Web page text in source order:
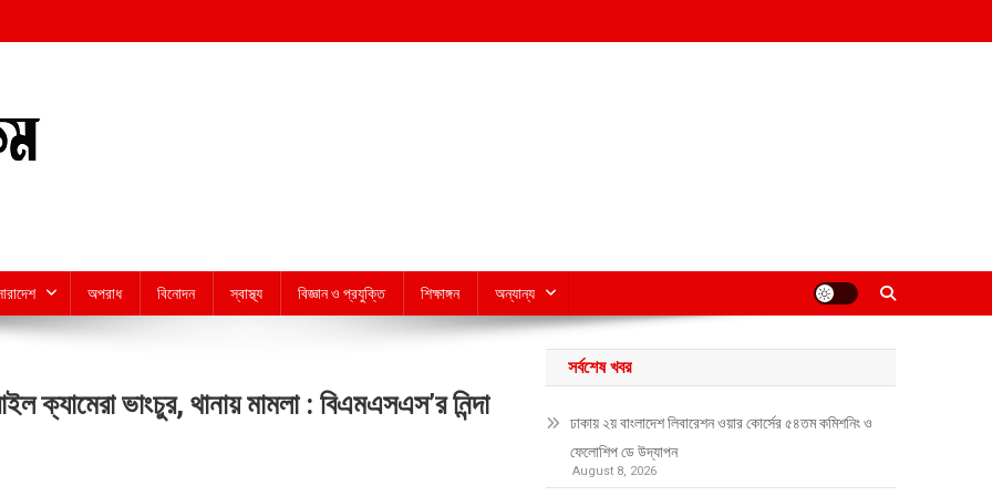
অপরাধ বিনোদন স্বাস্থ্য বিজ্ঞান ও প্রযুক্তি শিক্ষাঙ্গন অন্যান্য
ক্যামেরা ভাংচুর, থানায় মামলা : বিএমএসএস’র নিন্দা
সর্বশেষ খবর
ঢাকায় ২য় বাংলাদেশ লিবারেশন ওয়ার কোর্সের ৫৪তম কমিশনিং ও
ফেলোশিপ ডে উদ্‌যাপন
August 8, 2026